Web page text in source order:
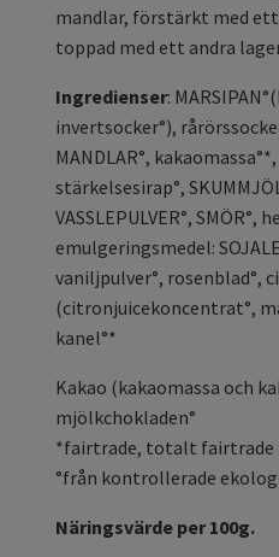
mandlar, förstärkt med
toppad med ett andra
Ingredienser:
invertsocker°),
MANDLAR°,
stärkelsesirap°,
VASSLEPULVER°, SMÖR°,
emulgeringsmedel:
vaniljpulver°, rosenblad°,
(citronjuicekoncentrat°,
kanel°*
Kakao (kakaomassa och
mjölkchokladen°
*fairtrade, totalt fairtrade
°från kontrollerade
Näringsvärde per 100g.